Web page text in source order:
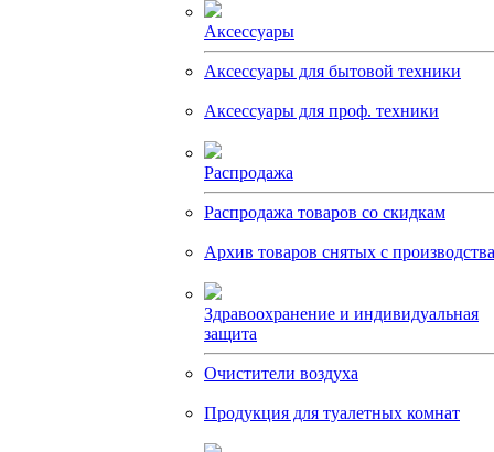
Аксессуары
Аксессуары для бытовой техники
Аксессуары для проф. техники
Распродажа
Распродажа товаров со скидкам
Архив товаров снятых с производства
Здравоохранение и индивидуальная
защита
Очистители воздуха
Продукция для туалетных комнат